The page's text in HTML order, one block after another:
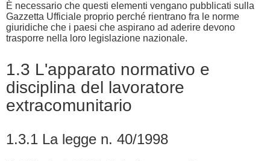
È necessario che questi elementi vengano pubblicati sulla
Gazzetta Ufficiale proprio perché rientrano fra le norme
giuridiche che i paesi che aspirano ad aderire devono
trasporre nella loro legislazione nazionale.
1.3 L'apparato normativo e
disciplina del lavoratore
extracomunitario
1.3.1 La legge n. 40/1998